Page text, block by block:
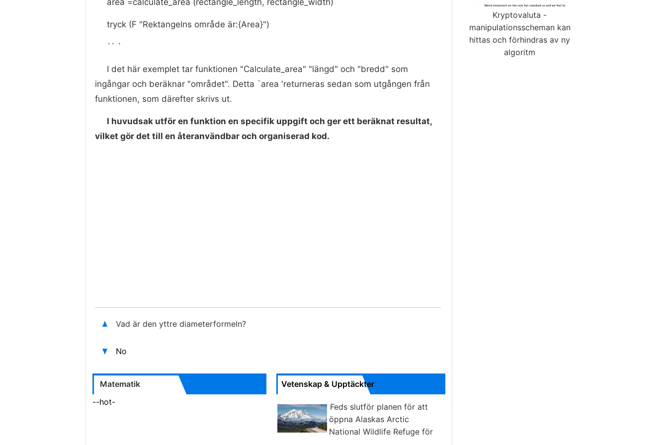
area =calculate_area (rectangle_length, rectangle_width)
tryck (F "Rektangelns område är:{Area}")
`` `
I det här exemplet tar funktionen "Calculate_area" "längd" och "bredd" som
ingångar och beräknar "området". Detta `area 'returneras sedan som utgången från
funktionen, som därefter skrivs ut.
I huvudsak utför en funktion en specifik uppgift och ger ett beräknat resultat,
vilket gör det till en återanvändbar och organiserad kod.
Vad är den yttre diameterformeln?
No
Matematik
--hot-
Vetenskap & Upptäckter
Feds slutför planen för att
öppna Alaskas Arctic
National Wildlife Refuge för
Kryptovaluta -
manipulationsscheman kan
hittas och förhindras av ny
algoritm